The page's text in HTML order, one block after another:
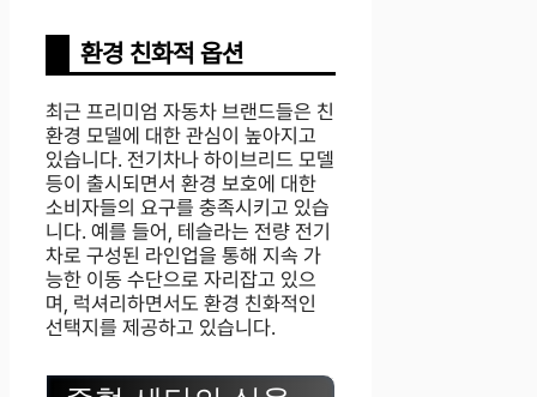
환경 친화적 옵션
최근 프리미엄 자동차 브랜드들은 친
환경 모델에 대한 관심이 높아지고
있습니다. 전기차나 하이브리드 모델
등이 출시되면서 환경 보호에 대한
소비자들의 요구를 충족시키고 있습
니다. 예를 들어, 테슬라는 전량 전기
차로 구성된 라인업을 통해 지속 가
능한 이동 수단으로 자리잡고 있으
며, 럭셔리하면서도 환경 친화적인
선택지를 제공하고 있습니다.